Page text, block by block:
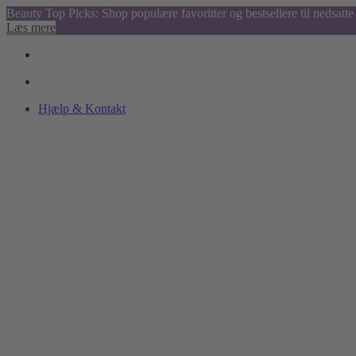
Beauty Top Picks: Shop populære favoritter og bestsellere til nedsatte
Læs mere
Hjælp & Kontakt